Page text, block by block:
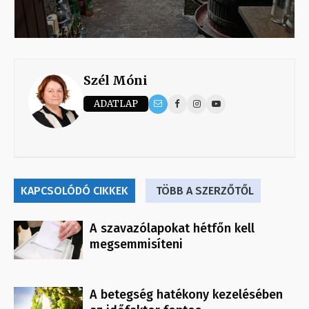
Szél Móni
ADATLAP
KAPCSOLÓDÓ CIKKEK TÖBB A SZERZŐTŐL
A szavazólapokat hétfőn kell
megsemmisíteni
A betegség hatékony kezelésében